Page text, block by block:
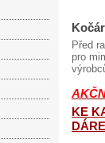
Před
pro
KE